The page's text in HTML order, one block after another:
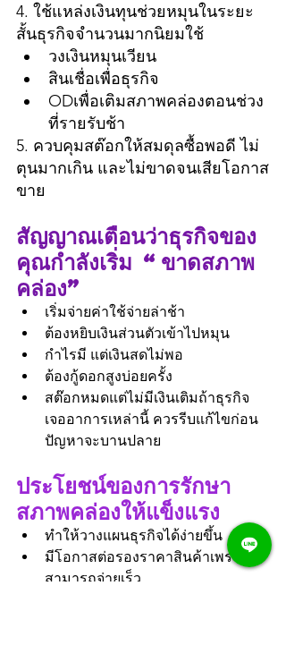
4. ใช้แหล่งเงินทุนช่วยหมุนในระยะ
สั้นธุรกิจจำนวนมากนิยมใช้
วงเงินหมุนเวียน
สินเชื่อเพื่อธุรกิจ
ODเพื่อเติมสภาพคล่องตอนช่วง
ที่รายรับช้า
5. ควบคุมสต๊อกให้สมดุลซื้อพอดี ไม่
ตุนมากเกิน และไม่ขาดจนเสียโอกาส
ขาย
สัญญาณเตือนว่าธุรกิจของ
คุณกำลังเริ่ม “ขาดสภาพ
คล่อง”
เริ่มจ่ายค่าใช้จ่ายล่าช้า
ต้องหยิบเงินส่วนตัวเข้าไปหมุน
กำไรมี แต่เงินสดไม่พอ
ต้องกู้ดอกสูงบ่อยครั้ง
สต๊อกหมดแต่ไม่มีเงินเติมถ้าธุรกิจ
เจออาการเหล่านี้ ควรรีบแก้ไขก่อน
ปัญหาจะบานปลาย
ประโยชน์ของการรักษา
สภาพคล่องให้แข็งแรง
ทำให้วางแผนธุรกิจได้ง่ายขึ้น
มีโอกาสต่อรองราคาสินค้าเพราะ
สามารถจ่ายเร็ว